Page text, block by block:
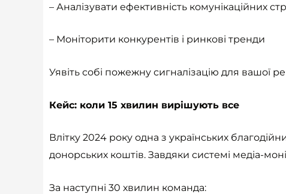
– Аналізувати ефективність комунікаційних
– Моніторити конкурентів і ринкові тренди
Уявіть собі пожежну сигналізацію для вашої
Кейс: коли 15 хвилин вирішують все
Влітку 2024 року одна з українських
донорських коштів. Завдяки системі медіа-
За наступні 30 хвилин команда: